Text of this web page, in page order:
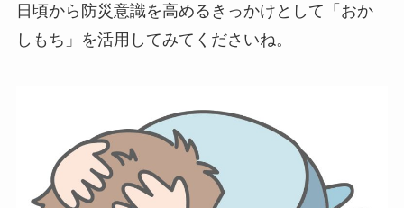
日頃から防災意識を高めるきっかけとして「おか
しもち」を活用してみてくださいね。